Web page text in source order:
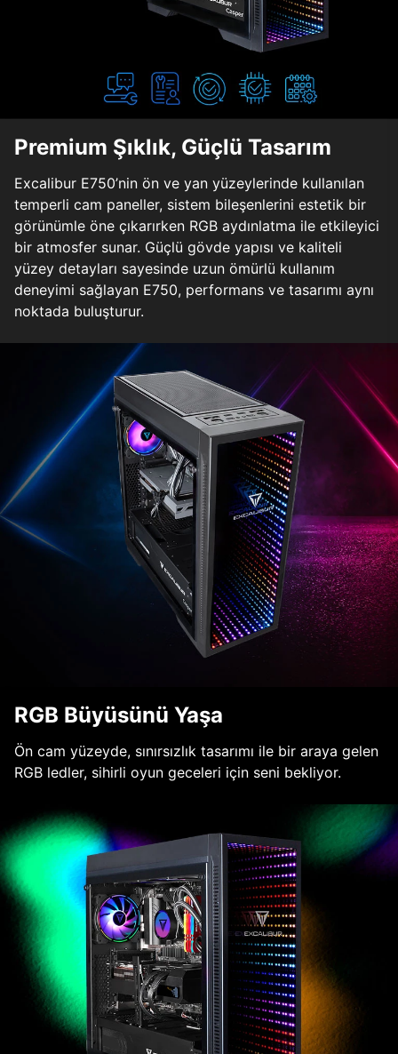
Premium Şıklık, Güçlü Tasarım
Excalibur E750’nin ön ve yan yüzeylerinde kullanılan
temperli cam paneller, sistem bileşenlerini estetik bir
görünümle öne çıkarırken RGB aydınlatma ile etkileyici
bir atmosfer sunar. Güçlü gövde yapısı ve kaliteli
yüzey detayları sayesinde uzun ömürlü kullanım
deneyimi sağlayan E750, performans ve tasarımı aynı
noktada buluşturur.
RGB Büyüsünü Yaşa
Ön cam yüzeyde, sınırsızlık tasarımı ile bir araya gelen
RGB ledler, sihirli oyun geceleri için seni bekliyor.